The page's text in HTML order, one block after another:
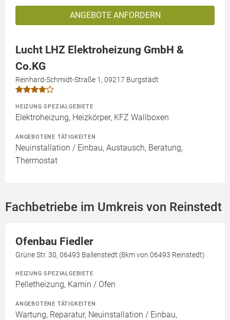
ANGEBOTE ANFORDERN
Lucht LHZ Elektroheizung GmbH &
Co.KG
Reinhard-Schmidt-Straße 1, 09217 Burgstädt
HEIZUNG SPEZIALGEBIETE
Elektroheizung, Heizkörper, KFZ Wallboxen
ANGEBOTENE TÄTIGKEITEN
Neuinstallation / Einbau, Austausch, Beratung,
Thermostat
Fachbetriebe im Umkreis von Reinstedt
Ofenbau Fiedler
Grüne Str. 30, 06493 Ballenstedt (8km von 06493 Reinstedt)
HEIZUNG SPEZIALGEBIETE
Pelletheizung, Kamin / Ofen
ANGEBOTENE TÄTIGKEITEN
Wartung, Reparatur, Neuinstallation / Einbau,